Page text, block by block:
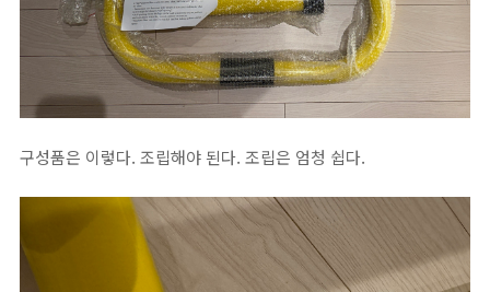
구성품은 이렇다. 조립해야 된다. 조립은 엄청 쉽다.